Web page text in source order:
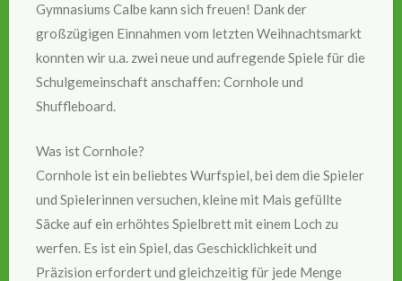
Gymnasiums Calbe kann sich freuen! Dank der
großzügigen Einnahmen vom letzten Weihnachtsmarkt
konnten wir u.a. zwei neue und aufregende Spiele für die
Schulgemeinschaft anschaffen: Cornhole und
Shuffleboard.
Was ist Cornhole?
Cornhole ist ein beliebtes Wurfspiel, bei dem die Spieler
und Spielerinnen versuchen, kleine mit Mais gefüllte
Säcke auf ein erhöhtes Spielbrett mit einem Loch zu
werfen. Es ist ein Spiel, das Geschicklichkeit und
Präzision erfordert und gleichzeitig für jede Menge